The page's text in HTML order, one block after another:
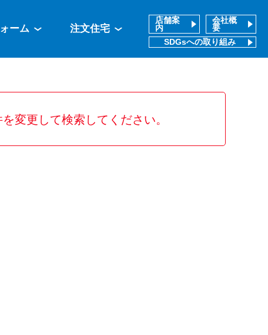
ーム 注文住宅
店舗案
内
会社概
要
SDGsへの取り組み
変更して検索してください。